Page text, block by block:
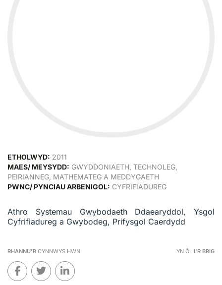
ETHOLWYD: 2011
MAES/ MEYSYDD: GWYDDONIAETH, TECHNOLEG,
PEIRIANNEG, MATHEMATEG A MEDDYGAETH
PWNC/ PYNCIAU ARBENIGOL: CYFRIFIADUREG
Athro Systemau Gwybodaeth Ddaearyddol, Ysgol
Cyfrifiadureg a Gwybodeg, Prifysgol Caerdydd
RHANNU'R CYNNWYS HWN YN ÔL I'R BRIG